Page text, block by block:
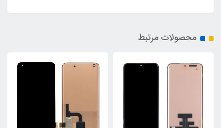
محصولات مرتبط